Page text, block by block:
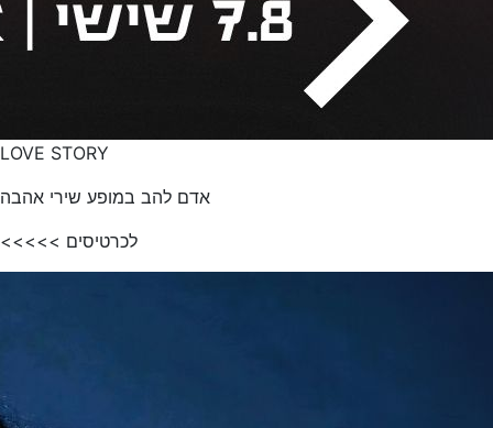
LOVE STORY
אדם להב במופע שירי אהבה
לכרטיסים >>>>>